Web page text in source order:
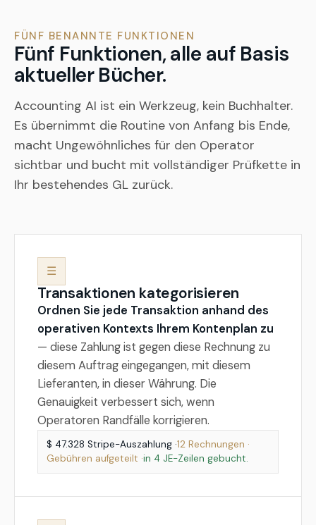
FÜNF BENANNTE FUNKTIONEN
Fünf Funktionen, alle auf Basis
aktueller Bücher.
Accounting AI ist ein Werkzeug, kein Buchhalter.
Es übernimmt die Routine von Anfang bis Ende,
macht Ungewöhnliches für den Operator
sichtbar und bucht mit vollständiger Prüfkette in
Ihr bestehendes GL zurück.
☰
Transaktionen kategorisieren
Ordnen Sie jede Transaktion anhand des
operativen Kontexts Ihrem Kontenplan zu
— diese Zahlung ist gegen diese Rechnung zu
diesem Auftrag eingegangen, mit diesem
Lieferanten, in dieser Währung. Die
Genauigkeit verbessert sich, wenn
Operatoren Randfälle korrigieren.
$ 47.328 Stripe-Auszahlung ·12 Rechnungen ·
Gebühren aufgeteilt ·in 4 JE-Zeilen gebucht.